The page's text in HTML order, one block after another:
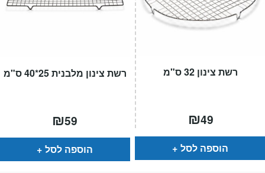
רשת צינון מלבנית 25*40 ס"מ
₪59
הוספה לסל
רשת צינון 32 ס"מ
₪49
הוספה לסל